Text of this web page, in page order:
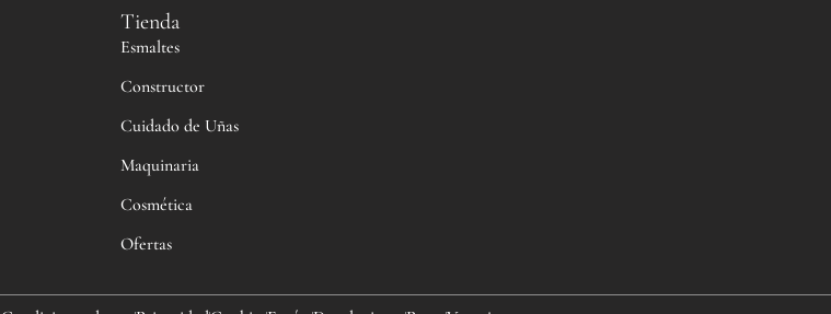
Tienda
Esmaltes
Constructor
Cuidado de Uñas
Maquinaria
Cosmética
Ofertas